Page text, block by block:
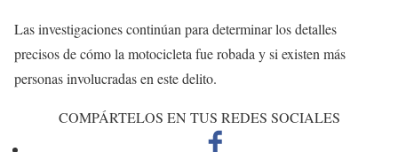
Las investigaciones continúan para determinar los detalles
precisos de cómo la motocicleta fue robada y si existen más
personas involucradas en este delito.
COMPÁRTELOS EN TUS REDES SOCIALES